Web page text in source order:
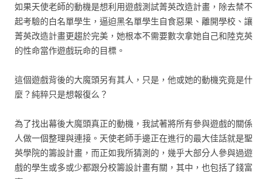
如果天使老師的動機是想利用遊戲測試菁英改造計畫，除去禁不
起考驗的白名單學生，逼迫黑名單學生自食惡果、離開學校、讓
菁英改造計畫更趨於完美，她根本不需要數次拿她自己和陸克英
的性命當作遊戲玩命的目標。
這個遊戲背後的大魔頭另有其人，只是，他或她的動機究竟是什
麼？純粹只是想報復么？
為了找出幕後大魔頭真正的動機，我試著將所有參與遊戲的關係
人做一個整理與連接。天使老師手邊正在進行的最大佳話就是聖
英學院的籌設計畫，而正如我所猜測的，幾乎大部分人參與過遊
戲的學生或多或少都跟分校籌設計畫有關，其中，也包括了錢富